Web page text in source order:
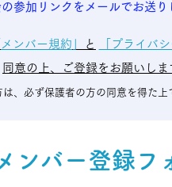
参加リンクをメールでお送り
メンバー規約 と 「プライバ
同意の上、ご登録をお願いしま
は、必ず保護者の方の同意を得た上
ンバー登録フ